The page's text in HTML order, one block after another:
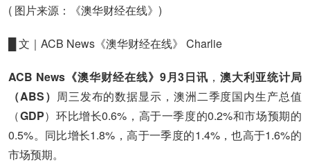
( 图片来源：《澳华财经在线》)
█ 文｜ACB News《澳华财经在线》 Charlie
ACB News《澳华财经在线》9月3日讯 ，澳大利亚统计局
（ABS） 周三发布的数据显示，澳洲二季度国内生产总值
（GDP）环比增长0.6%，高于一季度的0.2%和市场预期的
0.5%。同比增长1.8%，高于一季度的1.4%，也高于1.6%的
市场预期。